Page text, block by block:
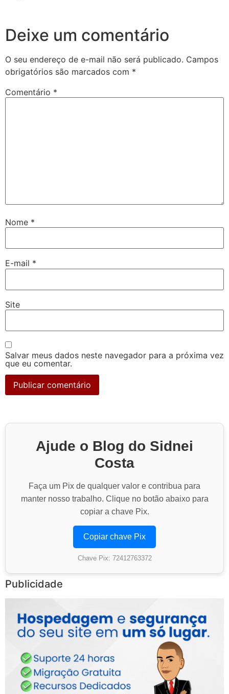
Deixe um comentário
O seu endereço de e-mail não será publicado. Campos
obrigatórios são marcados com *
Comentário *
Nome *
E-mail *
Site
Salvar meus dados neste navegador para a próxima vez
que eu comentar.
Ajude o Blog do Sidnei
Costa
Faça um Pix de qualquer valor e contribua para
manter nosso trabalho. Clique no botão abaixo para
copiar a chave Pix.
Copiar chave Pix
Chave Pix: 72412763372
Publicidade